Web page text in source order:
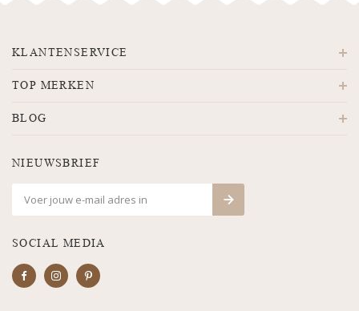
KLANTENSERVICE
TOP MERKEN
BLOG
NIEUWSBRIEF
SOCIAL MEDIA